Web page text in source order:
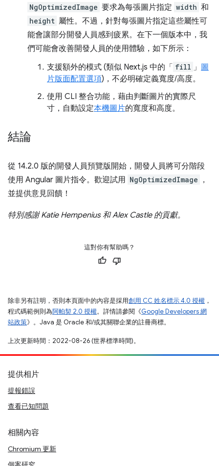
NgOptimizedImage 要求為每張圖片指定 width 和
height 屬性。不過，針對每張圖片指定這些屬性可
能會讓部分開發人員感到疲累。在下一個版本中，我
們可能會改善開發人員的使用體驗，如下所示：
支援額外的模式 (類似 Next.js 中的「 fill 」 圖
片版面配置選項)，不必明確定義寬度/高度。
使用 CLI 整合功能，藉由判斷圖片的實際尺
寸，自動設定本機圖片的寬度和高度。
結論
從 14.2.0 版的開發人員預覽版開始，開發人員將可分階段
使用 Angular 圖片指令。歡迎試用 NgOptimizedImage
，
並提供意見回饋！
特別感謝 Katie Hempenius 和 Alex Castle 的貢獻。
這對你有幫助嗎？
除非另有註明，否則本頁面中的內容是採用創用 CC 姓名標示 4.0 授權 ，
程式碼範例則為阿帕契 2.0 授權。詳情請參閱《Google Developers 網
站政策》。Java 是 Oracle 和/或其關聯企業的註冊商標。
上次更新時間：2022-08-26 (世界標準時間)。
提供相片
提報錯誤
查看已知問題
相關內容
Chromium 更新